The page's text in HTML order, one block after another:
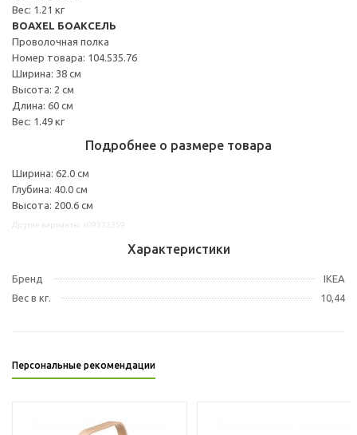
Вес: 1.21 кг
BOAXEL БОАКСЕЛЬ
Проволочная полка
Номер товара: 104.535.76
Ширина: 38 см
Высота: 2 см
Длина: 60 см
Вес: 1.49 кг
Подробнее о размере товара
Ширина: 62.0 см
Глубина: 40.0 см
Высота: 200.6 см
Характеристики
Бренд
IKEA
Вес в кг.
10,44
Персональные рекомендации